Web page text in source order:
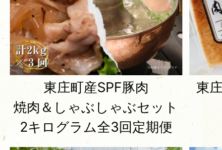
東庄町産SPF豚肉
焼肉＆しゃぶしゃぶセット
2キログラム全3回定期便
東